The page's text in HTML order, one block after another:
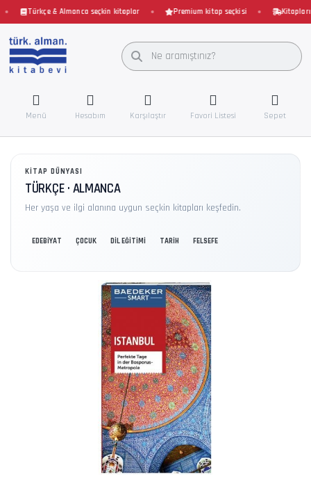
Türkçe & Almanca seçkin kitaplar Premium kitap seçkisi
Menü Hesabım Karşılaştır Favori Listesi Sepet
KITAP DÜNYASI
TÜRKÇE · ALMANCA
Her yaşa ve ilgi alanına uygun seçkin kitapları keşfedin.
EDEBİYAT ÇOCUK DİL EĞİTİMİ TARİH FELSEFE